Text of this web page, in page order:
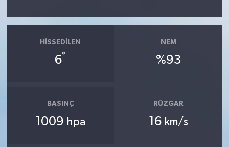
HISSEDILEN
6°
NEM
%93
BASINÇ
1009 hpa
RÜZGAR
16 km/s